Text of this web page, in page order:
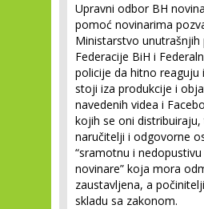
Upravni odbor BH
pomoć novinarima
Ministarstvo unutrašnjih
Federacije BiH i
policije da hitno reaguju
stoji iza produkcije i
navedenih videa i
kojih se oni distribuiraju,
naručitelji i odgovorne
“sramotnu i
novinare” koja mora
zaustavljena, a
skladu sa zakonom.